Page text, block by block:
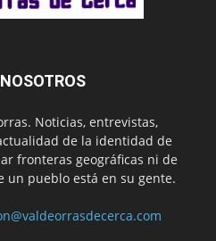
Noticias, entrevistas,
de la identidad de
fronteras geográficas ni de
un pueblo está en su gente.